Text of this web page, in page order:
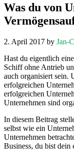
Was du von
2. April 2017 by Jan-
Hast du eigentlich
Schiff ohne Antrieb
auch organisiert sein.
erfolgreichen
erfolgreichen
Unternehmen sind
In diesem Beitrag
selbst wie ein
Unternehmen
Business, du bist dein